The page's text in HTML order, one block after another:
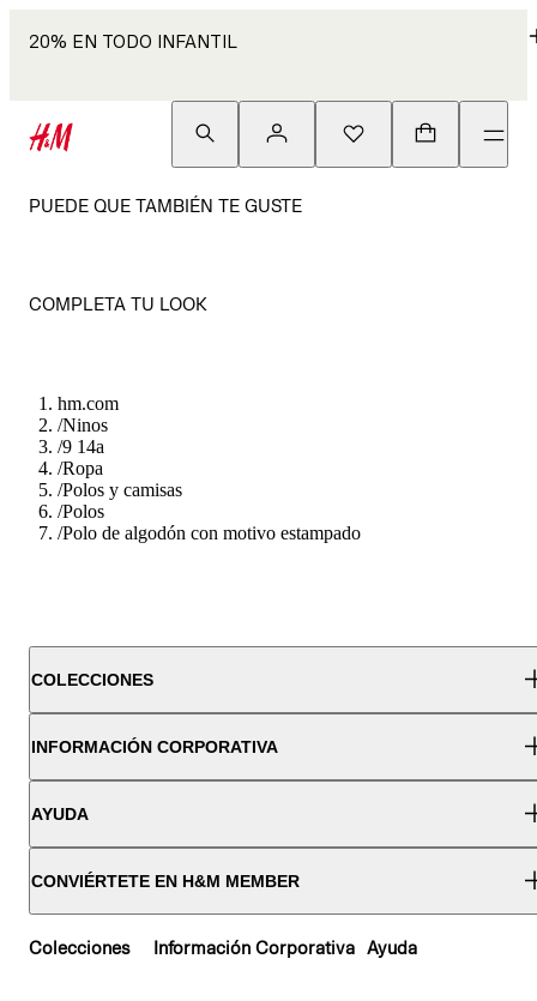
20% EN TODO INFANTIL
PUEDE QUE TAMBIÉN TE GUSTE
COMPLETA TU LOOK
hm.com
/Ninos
/9 14a
/Ropa
/Polos y camisas
/Polos
/Polo de algodón con motivo estampado
COLECCIONES
INFORMACIÓN CORPORATIVA
AYUDA
CONVIÉRTETE EN H&M MEMBER
Colecciones Información Corporativa Ayuda